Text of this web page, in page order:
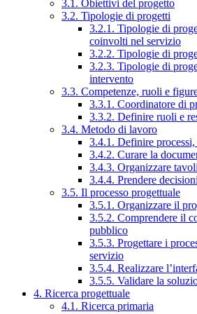
3.1. Obiettivi del progetto
3.2. Tipologie di progetti
3.2.1. Tipologie di
coinvolti nel servizio
3.2.2. Tipologie di
3.2.3. Tipologie di
intervento
3.3. Competenze, ruoli e
3.3.1. Coordinatore di
3.3.2. Definire ruoli e
3.4. Metodo di lavoro
3.4.1. Definire
3.4.2. Curare la
3.4.3. Organizzare
3.4.4. Prendere decisioni
3.5. Il processo progettuale
3.5.1. Organizzare il
3.5.2. Comprendere il
pubblico
3.5.3. Progettare i
servizio
3.5.4. Realizzare
3.5.5. Validare la
4. Ricerca progettuale
4.1. Ricerca primaria